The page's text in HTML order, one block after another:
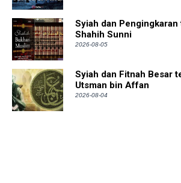
Syiah dan
Shahih Sunni
2026-08-05
Syiah dan Fitnah Besar
Utsman bin Affan
2026-08-04